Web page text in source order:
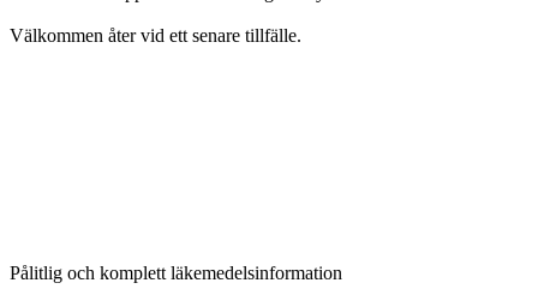
Välkommen åter vid ett senare tillfälle.
Pålitlig och komplett läkemedelsinformation